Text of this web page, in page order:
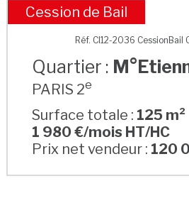
M°Etienne
Cession de Bail
Réf. CI12-2036
Quartier :
PARIS 2e
Surface totale : 125 m²
1 980 €/mois HT/HC
Prix net vendeur : 120